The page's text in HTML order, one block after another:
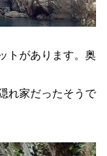
トがあります。奥
れ家だったそうで